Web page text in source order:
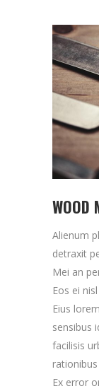
WOOD
Alienum
detraxit
Mei an
Eos ei
Eius
sensibus
facilisis
Ex error